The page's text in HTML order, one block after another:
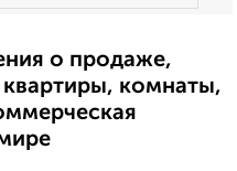
о продаже,
комнаты,